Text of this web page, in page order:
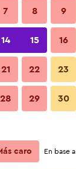
Ver precios
Ver precios
7 8 9
14 15 16
21 22 23
28 29 30
caro En base